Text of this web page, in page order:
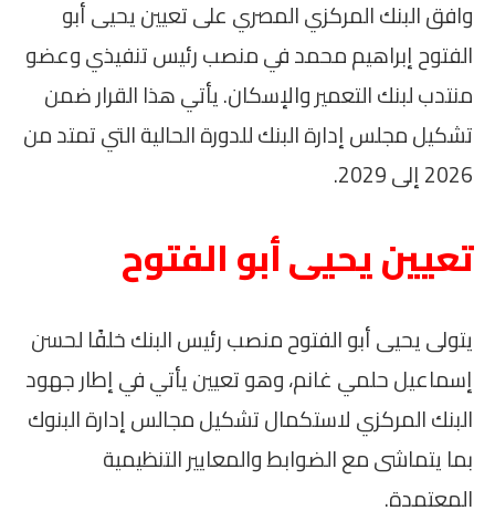
وافق البنك المركزي المصري على تعيين يحيى أبو
الفتوح إبراهيم محمد في منصب رئيس تنفيذي وعضو
منتدب لبنك التعمير والإسكان. يأتي هذا القرار ضمن
تشكيل مجلس إدارة البنك للدورة الحالية التي تمتد من
2026 إلى 2029.
تعيين يحيى أبو الفتوح
يتولى يحيى أبو الفتوح منصب رئيس البنك خلفًا لحسن
إسماعيل حلمي غانم، وهو تعيين يأتي في إطار جهود
البنك المركزي لاستكمال تشكيل مجالس إدارة البنوك
بما يتماشى مع الضوابط والمعايير التنظيمية
المعتمدة.